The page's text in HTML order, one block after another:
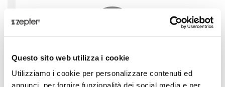
Questo sito web utilizza i cookie
Utilizziamo i cookie per personalizzare contenuti ed
annunci, per fornire funzionalità dei social media e per
Consenso sui cookie richiesto per i video
incorporati